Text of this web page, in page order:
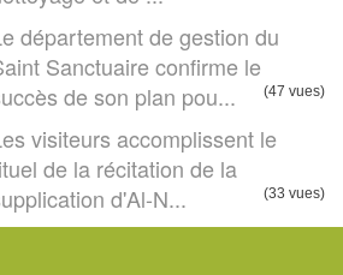
département de gestion du
Sanctuaire confirme le
de son plan pou...
(47 vues)
visiteurs accomplissent le
de la récitation de la
d'Al-N...
(33 vues)